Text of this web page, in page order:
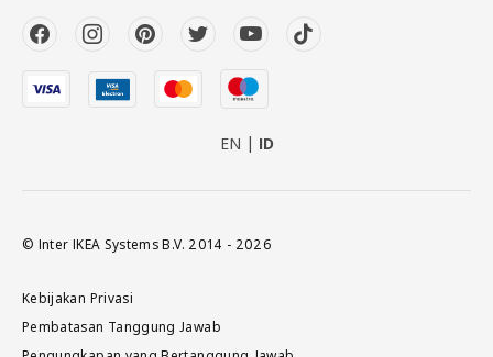
EN ID
© Inter IKEA Systems B.V. 2014 - 2026
Kebijakan Privasi
Pembatasan Tanggung Jawab